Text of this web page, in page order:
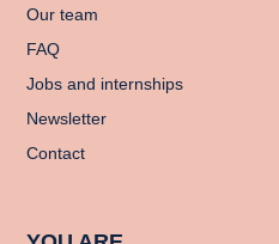
Our team
FAQ
Jobs and internships
Newsletter
Contact